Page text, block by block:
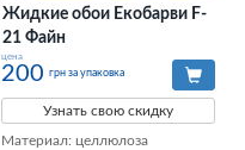
Жидкие обои Екобарви F-
21 Файн
цена
200 грн за упаковка
Узнать свою скидку
Материал: целлюлоза